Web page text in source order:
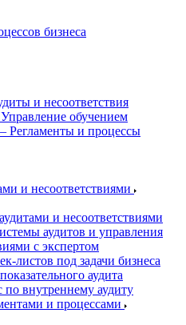
и несоответствия
обучением
Регламенты и процессы
и несоответствиями
и несоответствиями
аудитов и управления
с экспертом
листов под задачи бизнеса
аудита
внутреннему аудиту
и процессами